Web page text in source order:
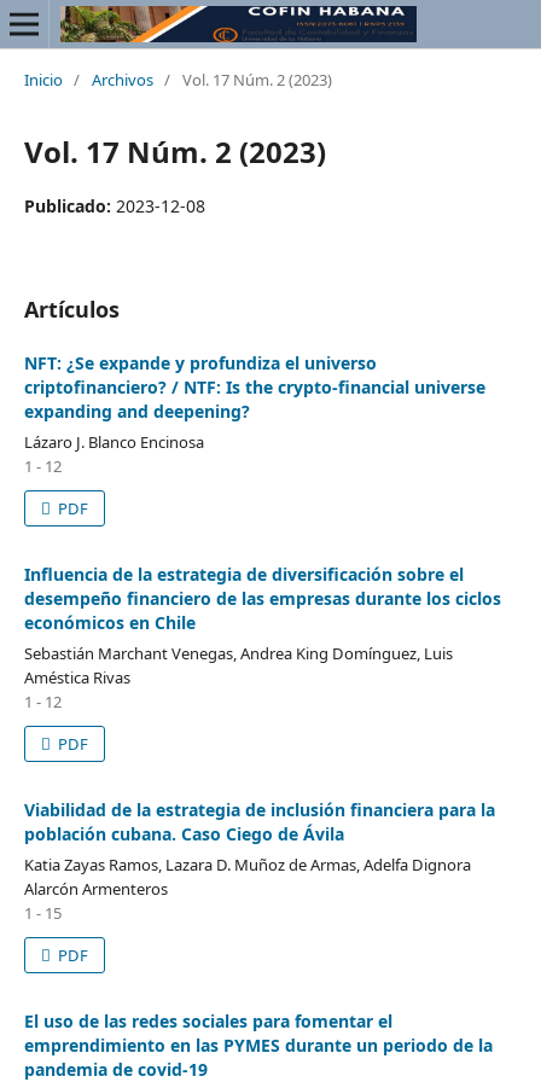
Inicio / Archivos / Vol. 17 Núm. 2 (2023)
Vol. 17 Núm. 2 (2023)
Publicado: 2023-12-08
Artículos
NFT: ¿Se expande y profundiza el universo
criptofinanciero? / NTF: Is the crypto-financial universe
expanding and deepening?
Lázaro J. Blanco Encinosa
1 - 12
PDF
Influencia de la estrategia de diversificación sobre el
desempeño financiero de las empresas durante los ciclos
económicos en Chile
Sebastián Marchant Venegas, Andrea King Domínguez, Luis
Améstica Rivas
1 - 12
PDF
Viabilidad de la estrategia de inclusión financiera para la
población cubana. Caso Ciego de Ávila
Katia Zayas Ramos, Lazara D. Muñoz de Armas, Adelfa Dignora
Alarcón Armenteros
1 - 15
PDF
El uso de las redes sociales para fomentar el
emprendimiento en las PYMES durante un periodo de la
pandemia de covid-19